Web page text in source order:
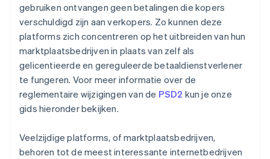
gebruiken ontvangen geen betalingen die kopers
verschuldigd zijn aan verkopers. Zo kunnen deze
platforms zich concentreren op het uitbreiden van hun
marktplaatsbedrijven in plaats van zelf als
gelicentieerde en gereguleerde betaaldienstverlener
te fungeren. Voor meer informatie over de
reglementaire wijzigingen van de PSD2 kun je onze
gids hieronder bekijken.
Veelzijdige platforms, of marktplaatsbedrijven,
behoren tot de meest interessante internetbedrijven